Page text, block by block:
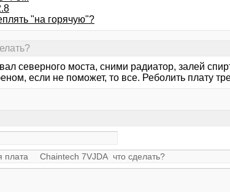
"на горячую"?
северного моста, сними радиатор, залей
если не поможет, то все. Реболить плату